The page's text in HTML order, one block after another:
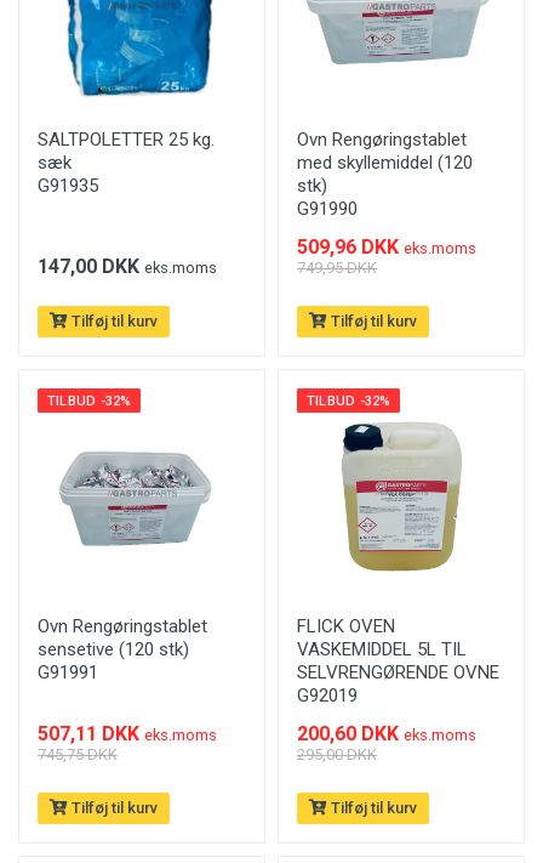
SALTPOLETTER 25 kg.
sæk
G91935
147,00 DKK eks.moms
Tilføj til kurv
Ovn Rengøringstablet
med skyllemiddel (120
stk)
G91990
509,96 DKK eks.moms
749,95 DKK
Tilføj til kurv
TILBUD -32%
Ovn Rengøringstablet
sensetive (120 stk)
G91991
507,11 DKK eks.moms
745,75 DKK
Tilføj til kurv
TILBUD -32%
FLICK OVEN
VASKEMIDDEL 5L TIL
SELVRENGØRENDE OVNE
G92019
200,60 DKK eks.moms
295,00 DKK
Tilføj til kurv